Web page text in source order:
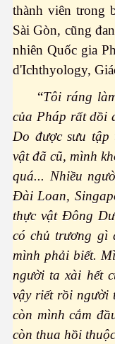
thành viên trong
Sài Gòn, cũng
nhiên Quốc gia
d'Ichthyology,
“Tôi ráng
của Pháp rất dồi
Do được sưu tập
vật đã cũ, mình
quá... Nhiều
Đài Loan,
thực vật Đông
có chủ trương gì
mình phải biết.
người ta xài hết
vậy riết rồi người
còn mình cắm
còn thua hồi
tiêu chuẩn chọn
đại - Phần 1
con người